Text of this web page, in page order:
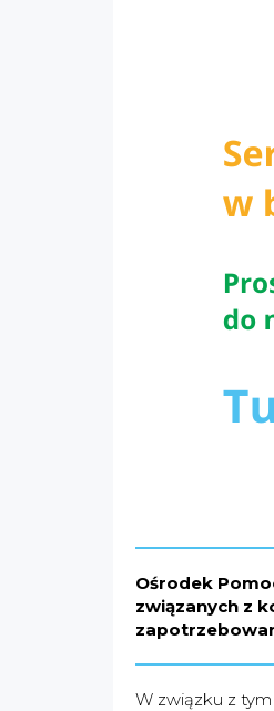
Ośrodek
związanych z
W związku z